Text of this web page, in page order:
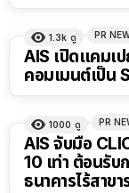
1.3k ดู PR
AIS เปิดแคมเ
คอมเมนต์เป็น
1000 ดู PR
AIS จับมือ
10 เท่า ต้อนรับ
ธนาคารไร้สาข